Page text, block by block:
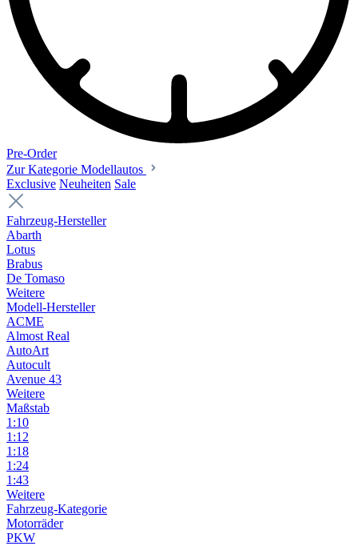
Pre-Order
Zur Kategorie Modellautos
Exclusive Neuheiten Sale
Fahrzeug-Hersteller
Abarth
Lotus
Brabus
De Tomaso
Weitere
Modell-Hersteller
ACME
Almost Real
AutoArt
Autocult
Avenue 43
Weitere
Maßstab
1:10
1:12
1:18
1:24
1:43
Weitere
Fahrzeug-Kategorie
Motorräder
PKW